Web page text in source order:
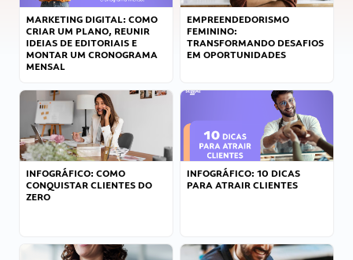
MARKETING DIGITAL: COMO
CRIAR UM PLANO, REUNIR
IDEIAS DE EDITORIAIS E
MONTAR UM CRONOGRAMA
MENSAL
EMPREENDEDORISMO
FEMININO:
TRANSFORMANDO DESAFIOS
EM OPORTUNIDADES
INFOGRÁFICO: COMO
CONQUISTAR CLIENTES DO
ZERO
INFOGRÁFICO: 10 DICAS
PARA ATRAIR CLIENTES